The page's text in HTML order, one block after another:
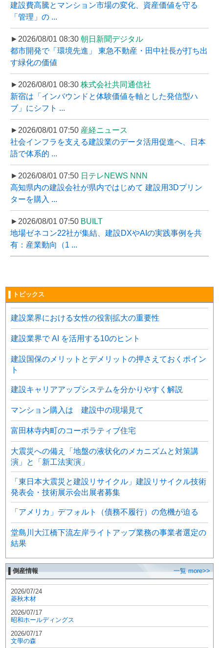
建設費高騰とマンション市場の変化、資産価値を守る
「管理」の ...
►2026/08/01 08:30 朝日新聞デジタル
都市開発で「環境先進」 東急不動産・田中社長が打ち出
す緑化の価値
►2026/08/01 08:30 株式会社共同通信社
新宿は「インバウンドと体験価値を軸とした発信型ハ
ブ」にシフト ...
►2026/08/01 07:50 産経ニュース
社会インフラを支える建設業のデータ活用促進へ、日本
語で体系的 ...
►2026/08/01 07:50 日テレNEWS NNN
高知県内の建設会社が県内ではじめて 建設用3Dプリン
ターを購入 ...
►2026/08/01 07:50 BUILT
地場ゼネコン22社が集結、建設DXやAIの実践事例を共
有：産業動向（1 ...
▌トピックス
建設業界における女性の役割拡大の重要性
建設業界で AI を活用する10のヒント
建設国保のメリットとデメリットの押さえておくポイン
ト
建設キャリアアップシステムを分かりやすく解説
マンション購入は 建設中の現場見て
富田林寺内町のコーポラティブ住宅
大震災への備え「地盤の液状化のメカニズムと対策講
演」と「新工法実演」
「東日本大震災と建設リサイクル」建設リサイクル技術
発表会・技術展示会出展者募集
「アメリカ」デフォルト（債務不履行）の危機が迫る
堂島川大江橋下流左岸ライトアップ業務の事業者選定の
結果
▌倒産情報 一覧 more>>
2026/07/24
菱秋木材
2026/07/17
昭和ホールディングス
2026/07/17
文學の森